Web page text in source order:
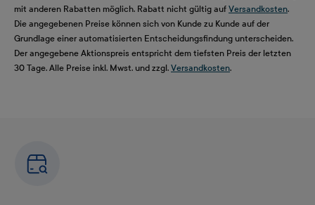
mit anderen Rabatten möglich. Rabatt nicht gültig auf Versandkosten.
Die angegebenen Preise können sich von Kunde zu Kunde auf der
Grundlage einer automatisierten Entscheidungsfindung unterscheiden.
Der angegebene Aktionspreis entspricht dem tiefsten Preis der letzten
30 Tage. Alle Preise inkl. Mwst. und zzgl. Versandkosten.